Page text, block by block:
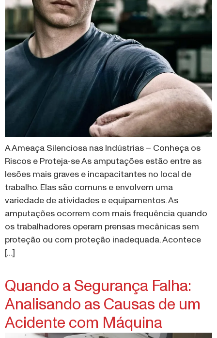
A Ameaça Silenciosa nas Indústrias – Conheça os
Riscos e Proteja-se As amputações estão entre as
lesões mais graves e incapacitantes no local de
trabalho. Elas são comuns e envolvem uma
variedade de atividades e equipamentos. As
amputações ocorrem com mais frequência quando
os trabalhadores operam prensas mecânicas sem
proteção ou com proteção inadequada. Acontece
[…]
Quando a Segurança Falha:
Analisando as Causas de um
Acidente com Máquina